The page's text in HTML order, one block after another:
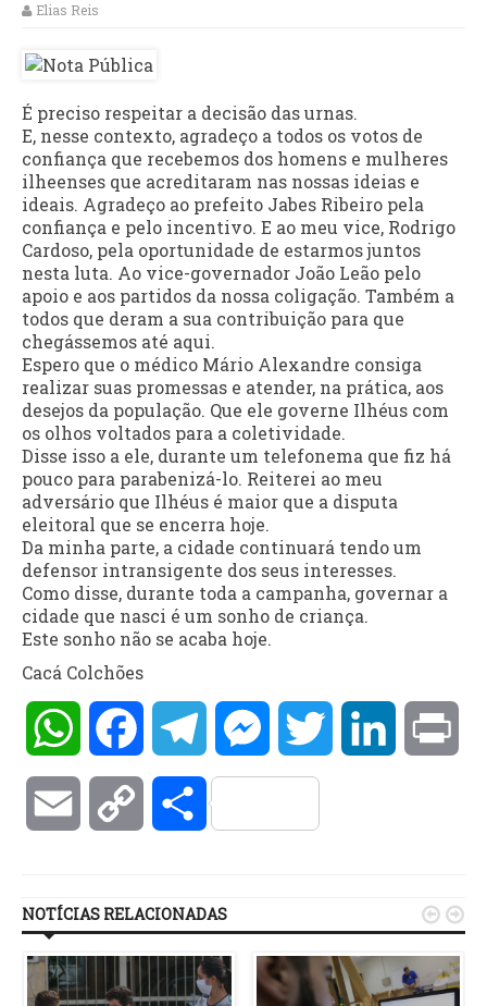
Elias Reis
É preciso respeitar a decisão das urnas.
E, nesse contexto, agradeço a todos os votos de
confiança que recebemos dos homens e mulheres
ilheenses que acreditaram nas nossas ideias e
ideais. Agradeço ao prefeito Jabes Ribeiro pela
confiança e pelo incentivo. E ao meu vice, Rodrigo
Cardoso, pela oportunidade de estarmos juntos
nesta luta. Ao vice-governador João Leão pelo
apoio e aos partidos da nossa coligação. Também a
todos que deram a sua contribuição para que
chegássemos até aqui.
Espero que o médico Mário Alexandre consiga
realizar suas promessas e atender, na prática, aos
desejos da população. Que ele governe Ilhéus com
os olhos voltados para a coletividade.
Disse isso a ele, durante um telefonema que fiz há
pouco para parabenizá-lo. Reiterei ao meu
adversário que Ilhéus é maior que a disputa
eleitoral que se encerra hoje.
Da minha parte, a cidade continuará tendo um
defensor intransigente dos seus interesses.
Como disse, durante toda a campanha, governar a
cidade que nasci é um sonho de criança.
Este sonho não se acaba hoje.
Cacá Colchões
WhatsAppFacebookTelegramMessengerTwitter LinkedIn
Email Copy Compartilhar
NOTÍCIAS RELACIONADAS  